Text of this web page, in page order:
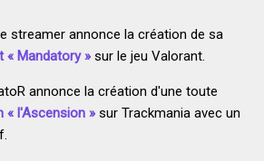
streamer annonce la création de sa
« Mandatory »sur le jeu Valorant.
annonce la création d'une toute
« l'Ascension »sur Trackmania avec un